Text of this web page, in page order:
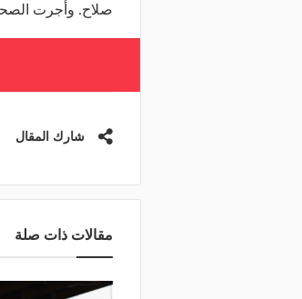
صلاح. وأجرت
شارك المقال
مقالات ذات صلة